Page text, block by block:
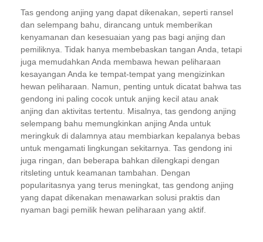
Tas gendong anjing yang dapat dikenakan, seperti ransel
dan selempang bahu, dirancang untuk memberikan
kenyamanan dan kesesuaian yang pas bagi anjing dan
pemiliknya. Tidak hanya membebaskan tangan Anda, tetapi
juga memudahkan Anda membawa hewan peliharaan
kesayangan Anda ke tempat-tempat yang mengizinkan
hewan peliharaan. Namun, penting untuk dicatat bahwa tas
gendong ini paling cocok untuk anjing kecil atau anak
anjing dan aktivitas tertentu. Misalnya, tas gendong anjing
selempang bahu memungkinkan anjing Anda untuk
meringkuk di dalamnya atau membiarkan kepalanya bebas
untuk mengamati lingkungan sekitarnya. Tas gendong ini
juga ringan, dan beberapa bahkan dilengkapi dengan
ritsleting untuk keamanan tambahan. Dengan
popularitasnya yang terus meningkat, tas gendong anjing
yang dapat dikenakan menawarkan solusi praktis dan
nyaman bagi pemilik hewan peliharaan yang aktif.